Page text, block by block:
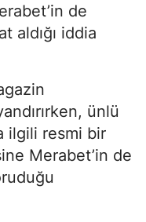
de
aldığı iddia
ünlü
ilgili resmi bir
Merabet’in de